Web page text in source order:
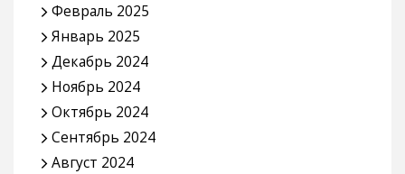
Февраль 2025
Январь 2025
Декабрь 2024
Ноябрь 2024
Октябрь 2024
Сентябрь 2024
Август 2024